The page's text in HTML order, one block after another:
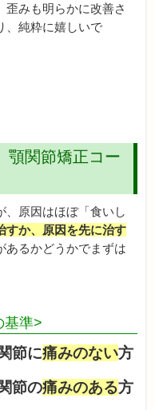
歪みも明らかに改善さ
、純粋に嬉しいで
関節矯正コー
、原因はほぼ「食いし
すか、原因を先に治す
あるかどうかでまずは
基準>
節に痛みのない方
節の痛みのある方